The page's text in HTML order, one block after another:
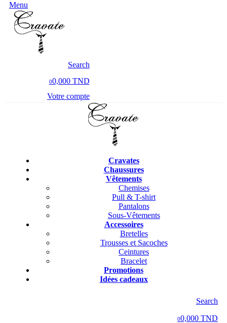
Menu
Search
00,000 TND
Votre compte
Cravates
Chaussures
Vêtements
Chemises
Pull & T-shirt
Pantalons
Sous-Vêtements
Accessoires
Bretelles
Trousses et Sacoches
Ceintures
Bracelet
Promotions
Idées cadeaux
Search
00,000 TND